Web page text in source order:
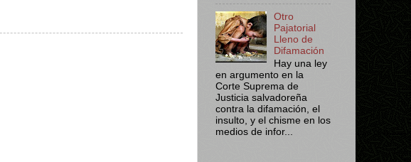
Otro
Pajatorial
Lleno de
Difamación
Hay una ley
en argumento en la
Corte Suprema de
Justicia salvadoreña
contra la difamación, el
insulto, y el chisme en los
medios de infor...